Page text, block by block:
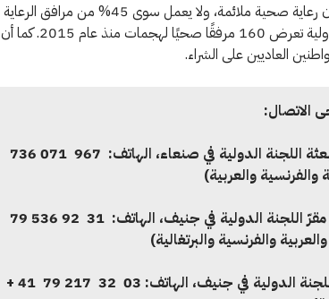
14 مليون شخص لا يجدون رعاية صحية ملائمة، ولا يعمل سوى 45% من مرافق الرعاية
الصحية. وقد ورد للجنة الدولية تعرض 160 مرفقًا صحيًا لهجمات منذ عام 2015. كما أن
العاديين على الشراء.
الاتصال:
اللجنة الدولية في صنعاء، الهاتف:
967 071 736
والفرنسية والعربية)
مقرّ اللجنة الدولية في جنيف، الهاتف:
31 92 536 79
والفرنسية والبرتغالية)
الدولية في جنيف، الهاتف: 03 32 217 79 41 +